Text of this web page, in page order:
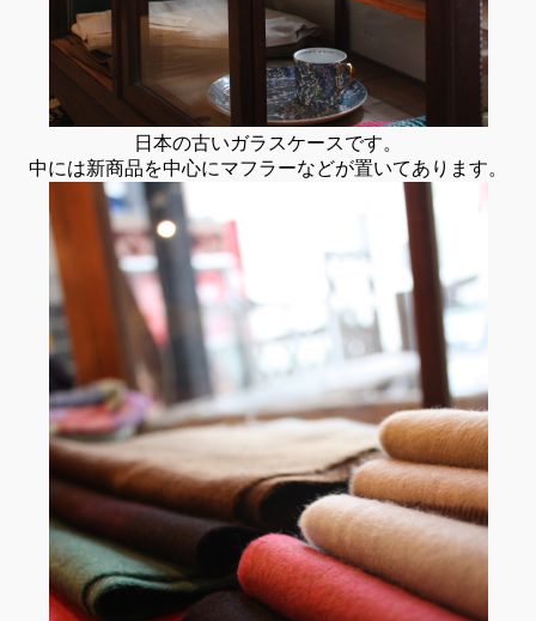
日本の古いガラスケースです。
中には新商品を中心にマフラーなどが置いてあります。